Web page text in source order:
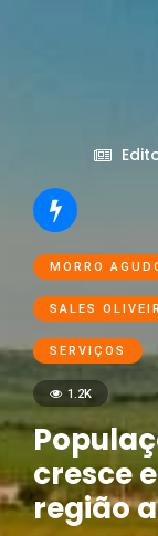
MORRO
SALES
SERVIÇOS
1.2K
cresce
região